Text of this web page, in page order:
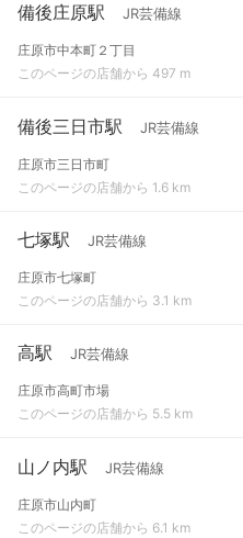
備後庄原駅 JR芸備線
庄原市中本町２丁目
このページの店舗から 497 m
備後三日市駅 JR芸備線
庄原市三日市町
このページの店舗から 1.6 km
七塚駅 JR芸備線
庄原市七塚町
このページの店舗から 3.1 km
高駅 JR芸備線
庄原市高町市場
このページの店舗から 5.5 km
山ノ内駅 JR芸備線
庄原市山内町
このページの店舗から 6.1 km